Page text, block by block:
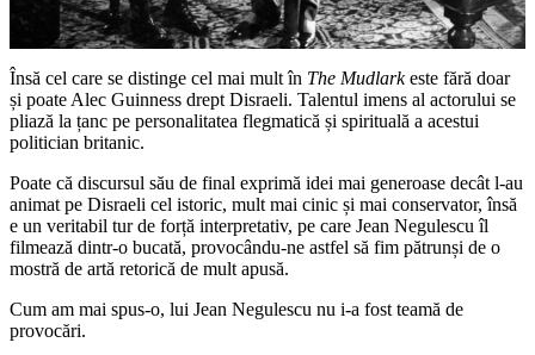
Însă cel care se distinge cel mai mult în The Mudlarkeste fără doar
și poate Alec Guinness drept Disraeli. Talentul imens al actorului se
pliază la țanc pe personalitatea flegmatică și spirituală a acestui
politician britanic.
Poate că discursul său de final exprimă idei mai generoase decât l-au
animat pe Disraeli cel istoric, mult mai cinic și mai conservator, însă
e un veritabil tur de forță interpretativ, pe care Jean Negulescu îl
filmează dintr-o bucată, provocându-ne astfel să fim pătrunși de o
mostră de artă retorică de mult apusă.
Cum am mai spus-o, lui Jean Negulescu nu i-a fost teamă de
provocări.